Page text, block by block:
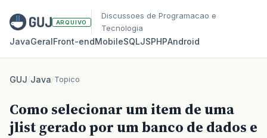
ARQUIVO
Discussoes de Programacao e
Tecnologia
JavaGeralFront‑endMobileSQLJSPHPAndroid
GUJ/Java/Topico
Como selecionar um item de uma
jlist gerado por um banco de dados e